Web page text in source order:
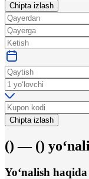
Chipta izlash
Chipta izlash
() — ()
Yo‘nalish